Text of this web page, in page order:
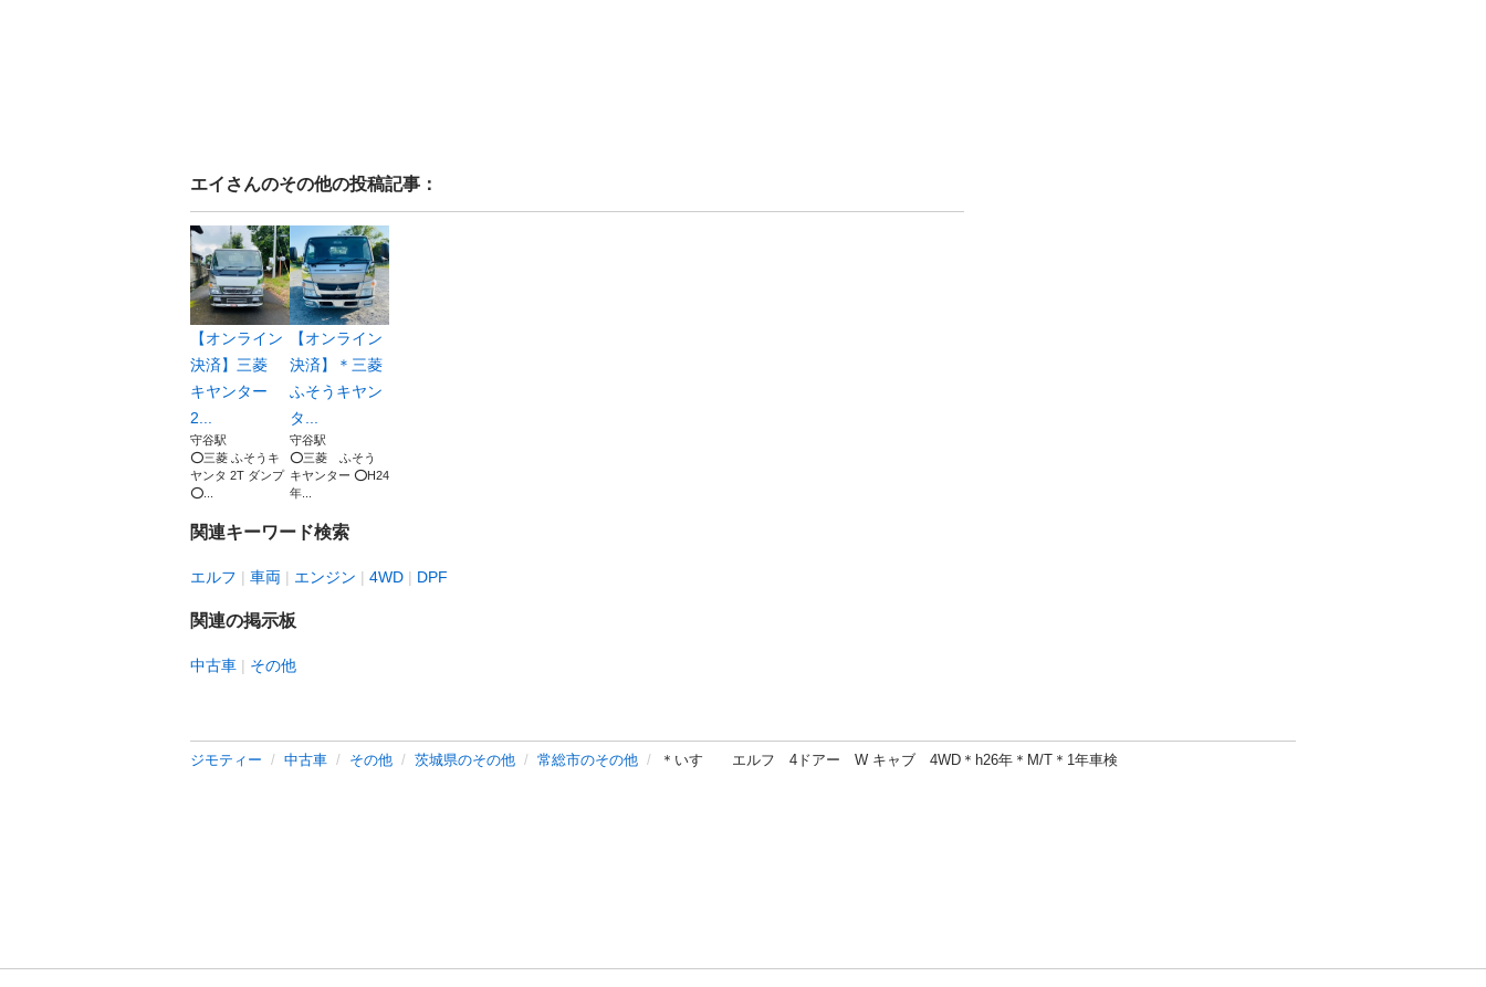
エイ さんのその他の投稿記事：
【オンライン
決済】三菱
キヤンター
2...
守谷駅
⭕️三菱 ふそうキ
ヤンタ 2T ダンプ
⭕...
【オンライン
決済】＊三菱
ふそうキヤン
タ...
守谷駅
⭕️三菱 ふそう
キヤンター ⭕️H24
年...
関連キーワード検索
エルフ 車両 エンジン 4WD DPF
関連の掲示板
中古車 その他
ジモティー 中古車 その他 茨城県のその他 常総市のその他 ＊いすゞ エルフ 4ドアー W キャブ 4WD＊h26年＊M/T＊1年車検